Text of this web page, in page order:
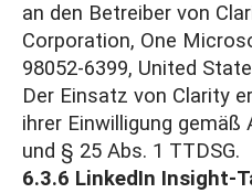
an den Betreiber von
Corporation, One
98052-6399, United
Der Einsatz von Clarity
ihrer Einwilligung gemäß
und § 25 Abs. 1 TTDSG.
6.3.6 LinkedIn Insight-